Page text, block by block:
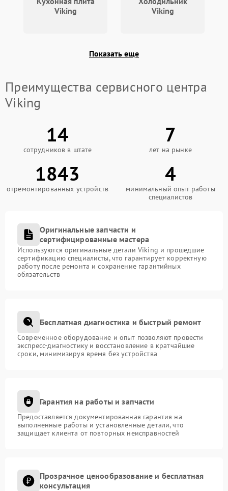
Viking
Viking
Показать еще
Преимущества сервисного центра
Viking
14
сотрудников в штате
7
лет на рынке
1843
отремонтированных устройств
4
минимальный опыт работы
специалистов
Оригинальные запчасти и
сертифицированные мастера
Используются оригинальные детали Viking и прошедшие
сертификацию специалисты, что гарантирует корректную
работу после ремонта и сохранение гарантийных
обязательств
Бесплатная диагностика и быстрый ремонт
Современное оборудование и опыт позволяют провести
экспресс-диагностику и восстановление в кратчайшие
сроки, минимизируя время без устройства
Гарантия на работы и запчасти
Предоставляется документированная гарантия на
выполненные работы и установленные детали, что
защищает клиента от повторных неисправностей
Прозрачное ценообразование и бесплатная
консультация